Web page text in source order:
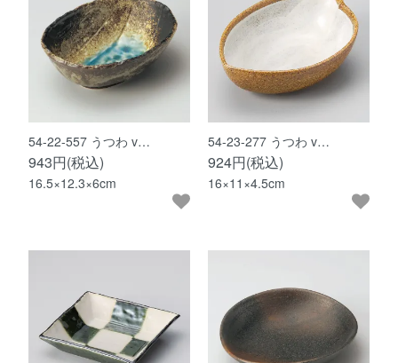
54-22-557 うつわ v…
943円(税込)
16.5×12.3×6cm
54-23-277 うつわ v…
924円(税込)
16×11×4.5cm